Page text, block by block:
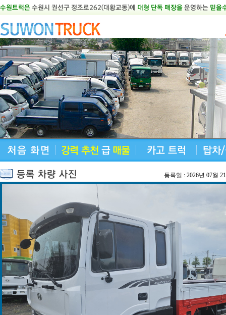
등록일 : 2026년 07월